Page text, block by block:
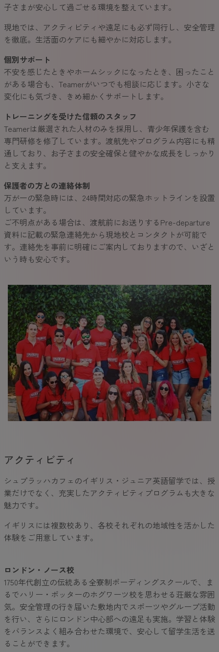
子さまが安心して過ごせる環境を整えています。
現地では、アクティビティや遠足にも必ず同行し、安全管理
を徹底。生活面のケアにも細やかに対応します。
個別サポート
不安を感じたときやホームシックになったとき、困ったこと
がある場合も、Teamerがいつでも相談に応じます。小さな
変化にも気づき、きめ細かくサポートします。
トレーニングを受けた信頼のスタッフ
Teamerは厳選された人材のみを採用し、青少年保護を含む
専門研修を修了しています。渡航先やプログラム内容にも精
通しており、お子さまの安全確保と健やかな成長をしっかり
と支えます。
保護者の方との連絡体制
万が一の緊急時には、24時間対応の緊急ホットラインを設置
しています。
ご不明点がある場合は、渡航前にお送りするPre-departure
資料に記載の緊急連絡先から現地校とコンタクトが可能で
す。連絡先を事前に明確にご案内しておりますので、いざと
いう時も安心です。
アクティビティ
シュプラッハカフェのイギリス・ジュニア英語留学では、授
業だけでなく、充実したアクティビティプログラムも大きな
魅力です。
イギリスには複数校あり、各校それぞれの地域性を活かした
体験をご用意しています。
ロンドン・ノース校
1750年代創立の伝統ある全寮制ボーディングスクールで、ま
るでハリー・ポッターのホグワーツ校を思わせる荘厳な雰囲
気。安全管理の行き届いた敷地内でスポーツやグループ活動
を行い、さらにロンドン中心部への遠足も実施。学習と体験
をバランスよく組み合わせた環境で、安心して留学生活を送
ることができます。